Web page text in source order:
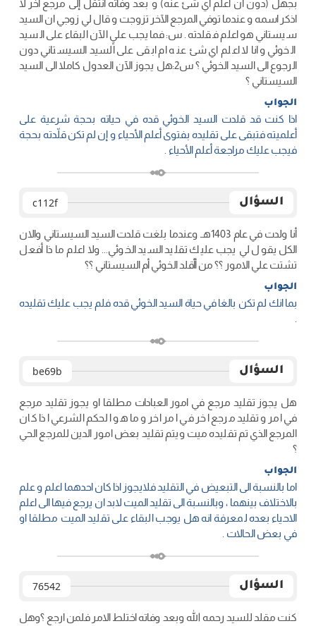
بجهل (دون ان اعلم اي شئ عنه) و بعد وفاته انتقل إلى مرجع آخر لا
اذكر اسمه و عندما توفي المرجع الآخر تزوجت و قال لي زوجي ان السيد
سيستاني هو اعلم فقلدته. س: فمايجب عليٍ الآن البقاء على السيد
الخوئي و انا لا اعلم اي شئ عنه ام ابقى على السيد السيستاني دون
الرجوع الى السيد الخوئي ؟ س2:هل يجوز الآن العدول كاملا الى السيد
السيستاني ؟
الجواب
اذا كنت قد قلدت السيد الخوئي قده في حياته بحجة شرعية على
أعلميته فتبقى على تقليده بفتوى أعلم الأحياء و إن لم تكن قلّدته بحجة
فيجب عليك مراجعة أعلم الأحياء .
السؤال c112f
أنا ولدت في عام 1403هـ وعندما بلغت قلدت السيد السيستاني والان
الكل يقول لي يجب عليك تقليد السيد الخوئي... ولا اعلم ما ذا أفعل
تشتت علي الامور ؟؟ من أأقلد الخوئي أم السيستاني ؟؟
الجواب
بما انك لم تكن بالغا في حياة السيد الخوئي قده فلم يجب عليك تقليده
السؤال be69b
هل يجوز تقليد مرجع في امور العبادات مطلقا او يجوز تقليد مرجع
في امر وتقليد مرجع اخر في امر اخر وما هو الحكم الشرعي اذا كان
المرجع الذي تم تقليده ميت ويتم تقليد بعض امور الدين للمرجع الحي
؟
الجواب
اما بالنسبة الى التبعيض في التقليد فلايجوز اذا كان احدهما اعلم و علم
بالاختلاف بينهما ، وبالنسبة الى تقليد الميت لابد ان يرجع فيها الى اعلم
الاحياء بعده لمعرفة انه هل يوجب البقاء على تقليد الميت مطلقا او
في بعض الحالات .
السؤال 76542
كنت مقلد للسيد رحمه الله وبعد وفاته اختلط الامر فلمن ارجع ؟وهل